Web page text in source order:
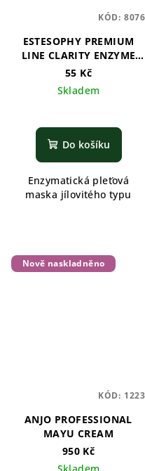
ESTESOPHY PREMIUM
LINE CLARITY ENZYME
PACK FACE
55 Kč
Skladem
Do košíku
Enzymatická pleťová
maska jílovitého typu
KÓD: 8076
Nově naskladněno
ANJO PROFESSIONAL
MAYU CREAM
950 Kč
KÓD: 1223